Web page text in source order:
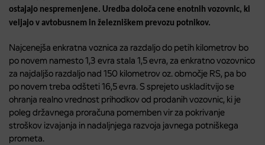
ostajajo nespremenjene. Uredba določa cene enotnih vozovnic, ki
veljajo v avtobusnem in železniškem prevozu potnikov.
Najcenejša enkratna voznica za razdaljo do petih kilometrov bo
po novem namesto 1,3 evra stala 1,5 evra, za enkratno vozovnico
za najdaljšo razdaljo nad 150 kilometrov oz. območje RS, pa bo
po novem treba odšteti 16,5 evra. S sprejeto uskladitvijo se
ohranja realno vrednost prihodkov od prodanih vozovnic, ki je
poleg državnega proračuna pomemben vir za pokrivanje
stroškov izvajanja in nadaljnjega razvoja javnega potniškega
prometa.